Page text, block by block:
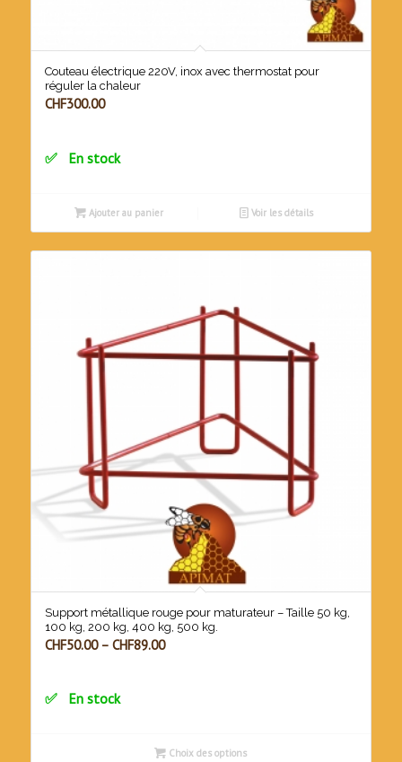
Couteau électrique 220V, inox avec thermostat pour
réguler la chaleur
CHF300.00
En stock
Ajouter au panier Voir les détails
Support métallique rouge pour maturateur – Taille 50 kg,
100 kg, 200 kg, 400 kg, 500 kg.
CHF50.00– CHF89.00
En stock
Choix des options